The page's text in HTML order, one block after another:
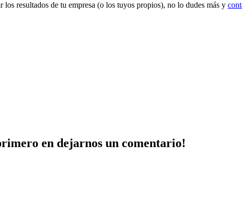
resultados de tu empresa (o los tuyos propios), no lo dudes más y
en dejarnos un comentario!